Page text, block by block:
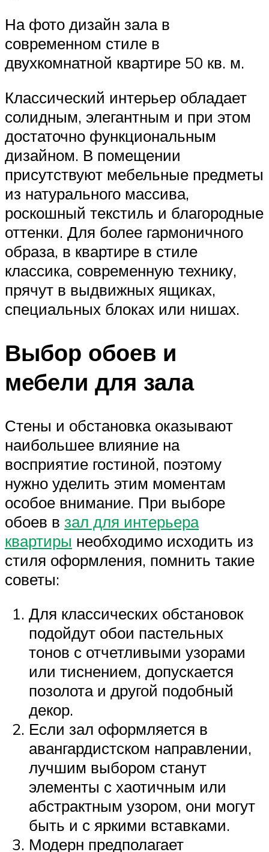
На фото дизайн зала в
современном стиле в
двухкомнатной квартире 50 кв. м.
Классический интерьер обладает
солидным, элегантным и при этом
достаточно функциональным
дизайном. В помещении
присутствуют мебельные предметы
из натурального массива,
роскошный текстиль и благородные
оттенки. Для более гармоничного
образа, в квартире в стиле
классика, современную технику,
прячут в выдвижных ящиках,
специальных блоках или нишах.
Выбор обоев и
мебели для зала
Стены и обстановка оказывают
наибольшее влияние на
восприятие гостиной, поэтому
нужно уделить этим моментам
особое внимание. При выборе
обоев в зал для интерьера
квартиры необходимо исходить из
стиля оформления, помнить такие
советы:
Для классических обстановок
подойдут обои пастельных
тонов с отчетливыми узорами
или тиснением, допускается
позолота и другой подобный
декор.
Если зал оформляется в
авангардистском направлении,
лучшим выбором станут
элементы с хаотичным или
абстрактным узором, они могут
быть и с яркими вставками.
Модерн предполагает